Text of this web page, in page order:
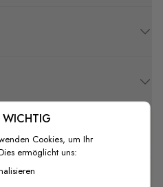
WICHTIG
Cookies, um Ihr
ermöglicht uns: